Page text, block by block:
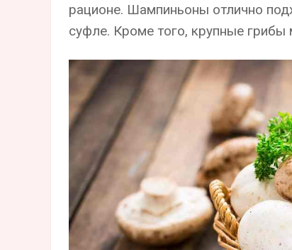
рационе. Шампиньоны отлично
суфле. Кроме того, крупные